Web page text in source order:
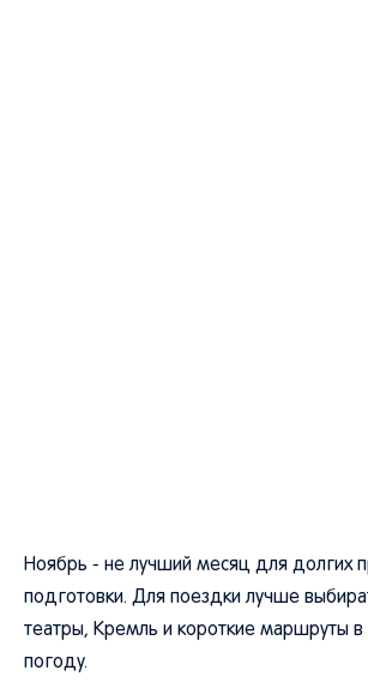
Ноябрь - не лучший месяц для долгих
подготовки. Для поездки лучше
театры, Кремль и короткие маршруты
погоду.